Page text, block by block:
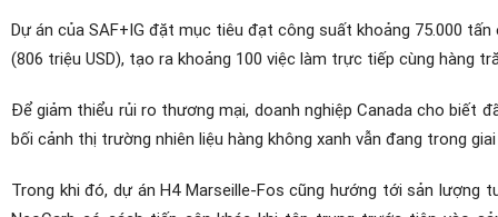
Dự án của SAF+IG đặt mục tiêu đạt công suất khoảng 75.000
(806 triệu USD), tạo ra khoảng 100 việc làm trực tiếp cùng hàng
Để giảm thiểu rủi ro thương mại, doanh nghiệp Canada cho biết
bối cảnh thị trường nhiên liệu hàng không xanh vẫn đang trong
Trong khi đó, dự án H4 Marseille-Fos cũng hướng tới sản